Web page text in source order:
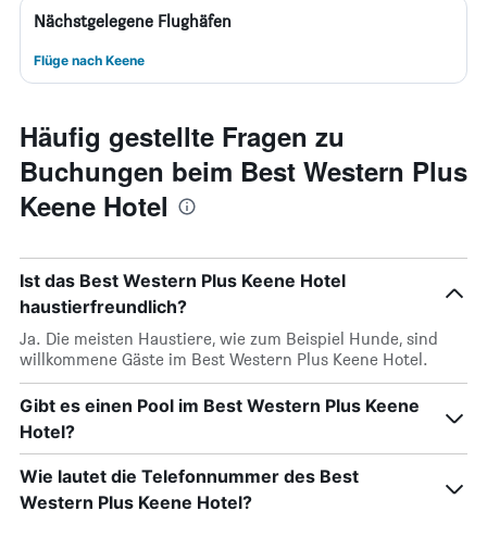
Nächstgelegene Flughäfen
Flüge nach Keene
Häufig gestellte Fragen zu
Buchungen beim Best Western Plus
Keene Hotel
Ist das Best Western Plus Keene Hotel
haustierfreundlich?
Ja. Die meisten Haustiere, wie zum Beispiel Hunde, sind
willkommene Gäste im Best Western Plus Keene Hotel.
Gibt es einen Pool im Best Western Plus Keene
Hotel?
Wie lautet die Telefonnummer des Best
Western Plus Keene Hotel?